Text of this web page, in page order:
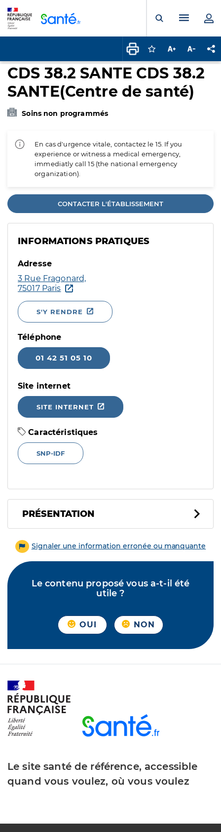
Ouvrir laMenu
Connectez-vous
Augmenter la
CDS 38.2 SANTE CDS 38.2
SANTE(Centre de santé)
Soins non programmés
En cas d'urgence vitale, contactez le 15. If you
experience or witness a medical emergency,
immediatly call 15 (the national emergency
organization).
CONTACTER L'ÉTABLISSEMENT
INFORMATIONS PRATIQUES
Adresse
3 Rue Fragonard,
75017 Paris
S'Y RENDRE
Téléphone
01 42 51 05 10
Site internet
SITE INTERNET
Caractéristiques
SNP-IDF
PRÉSENTATION
Signaler une information erronée ou manquante
Le contenu proposé vous a-t-il été
utile ?
OUI NON
Le site santé de référence, accessible
quand vous voulez, où vous voulez